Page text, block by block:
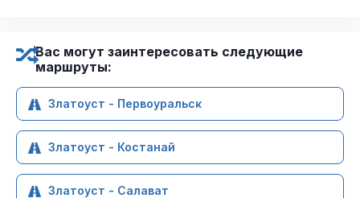
Вас могут заинтересовать следующие
маршруты:
Златоуст - Первоуральск
Златоуст - Костанай
Златоуст - Салават